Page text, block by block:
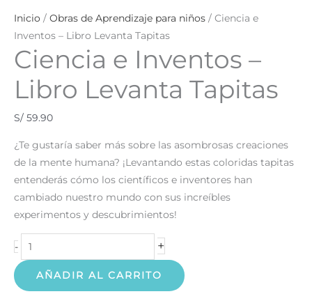
Inicio / Obras de Aprendizaje para niños / Ciencia e
Inventos – Libro Levanta Tapitas
Ciencia e Inventos –
Libro Levanta Tapitas
S/ 59.90
¿Te gustaría saber más sobre las asombrosas creaciones
de la mente humana? ¡Levantando estas coloridas tapitas
entenderás cómo los científicos e inventores han
cambiado nuestro mundo con sus increíbles
experimentos y descubrimientos!
- +
AÑADIR AL CARRITO